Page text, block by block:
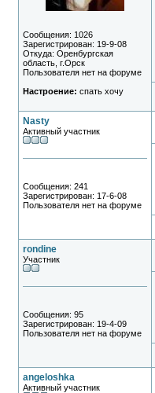
Сообщения: 1026
Зарегистрирован: 19-9-08
Откуда: Оренбургская
область, г.Орск
Пользователя нет на форуме
Настроение: спать хочу
Nasty
Активный участник
Сообщения: 241
Зарегистрирован: 17-6-08
Пользователя нет на форуме
rondine
Участник
Сообщения: 95
Зарегистрирован: 19-4-09
Пользователя нет на форуме
angeloshka
Активный участник